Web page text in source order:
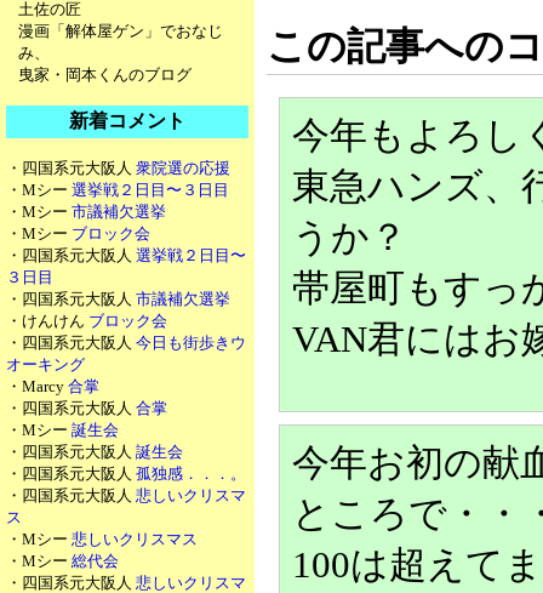
土佐の匠
漫画「解体屋ゲン」でおなじ
み、
曳家・岡本くんのブログ
新着コメント
・四国系元大阪人 衆院選の応援
・Mシー 選挙戦２日目〜３日目
・Mシー 市議補欠選挙
・Mシー ブロック会
・四国系元大阪人 選挙戦２日目〜
３日目
・四国系元大阪人 市議補欠選挙
・けんけん ブロック会
・四国系元大阪人 今日も街歩きウ
オーキング
・Marcy 合掌
・四国系元大阪人 合掌
・Mシー 誕生会
・四国系元大阪人 誕生会
・四国系元大阪人 孤独感．．．。
・四国系元大阪人 悲しいクリスマ
ス
・Mシー 悲しいクリスマス
・Mシー 総代会
・四国系元大阪人 悲しいクリスマ
この記事への
今年もよろし
東急ハンズ、
うか？
帯屋町もすっ
VAN君にはお
今年お初の献
ところで・・
100は超えて